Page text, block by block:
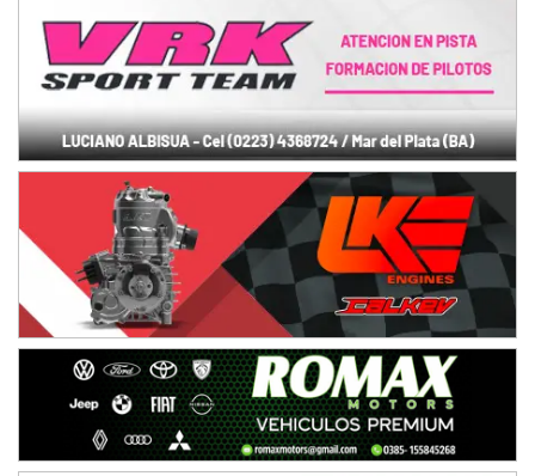
Avellaneda (Santa Fe)
SUR SANTAFESINO - F4
Rufino (Santa Fe)
TUCUMANO - F5
Juan Navarro (Asfalto)
El Timbó (Tucumán)